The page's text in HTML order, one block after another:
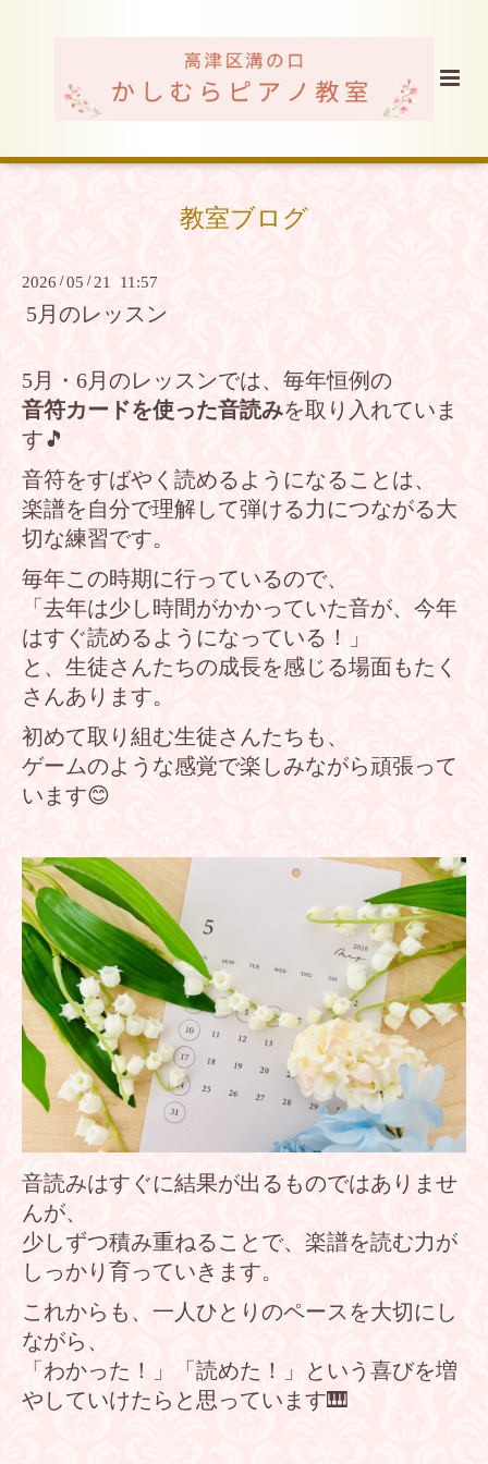
教室ブログ
2026 /05 / 21 11:57
5月のレッスン
5月・6月のレッスンでは、毎年恒例の
音符カードを使った音読みを取り入れていま
す🎵
音符をすばやく読めるようになることは、
楽譜を自分で理解して弾ける力につながる大
切な練習です。
毎年この時期に行っているので、
「去年は少し時間がかかっていた音が、今年
はすぐ読めるようになっている！」
と、生徒さんたちの成長を感じる場面もたく
さんあります。
初めて取り組む生徒さんたちも、
ゲームのような感覚で楽しみながら頑張って
います😊
音読みはすぐに結果が出るものではありませ
んが、
少しずつ積み重ねることで、楽譜を読む力が
しっかり育っていきます。
これからも、一人ひとりのペースを大切にし
ながら、
「わかった！」「読めた！」という喜びを増
やしていけたらと思っています🎹